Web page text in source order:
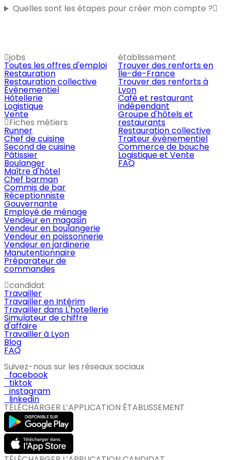
Quelles sont les étapes pour créer mon compte ?
jobs
Toutes les offres d'emploi
Restauration
Restauration collective
Évènementiel
Hôtellerie
Logistique
Vente
Fiches métiers
Runner
Chef de cuisine
Second de cuisine
Pâtissier
Boulanger
Maître d'hôtel
Chef barman
Commis de bar
Réceptionniste
Gouvernante
Employé de ménage
Vendeur en magasin
Vendeur en boulangerie
Vendeur en poissonnerie
Vendeur en jardinerie
Manutentionnaire
Préparateur de
commandes
établissement
Trouver des renforts en
Île-de-France
Trouver des renforts à
Lyon
Café et restaurant
indépendant
Groupe d'hôtels et
restaurants
Restauration collective
Traiteur évènementiel
Commerce de bouche
Logistique et Vente
FAQ
candidat
Travailler
Travailler en Intérim
Travailler dans L'hotellerie
Simulateur de chiffre
d'affaire
Travailler à Lyon
Blog
FAQ
Suivez-nous sur les réseaux sociaux
facebook
tiktok
instagram
linkedin
TÉLÉCHARGER L’APPLICATION ÉTABLISSEMENT